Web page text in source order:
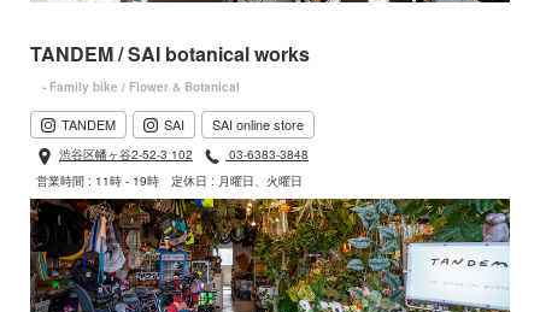
TANDEM / SAI botanical works
- Family bike / Flower & Botanical
TANDEM SAI SAI online store
渋谷区幡ヶ谷2-52-3 102
03-6383-3848
営業時間 : 11時 - 19時
定休日 : 月曜日、火曜日